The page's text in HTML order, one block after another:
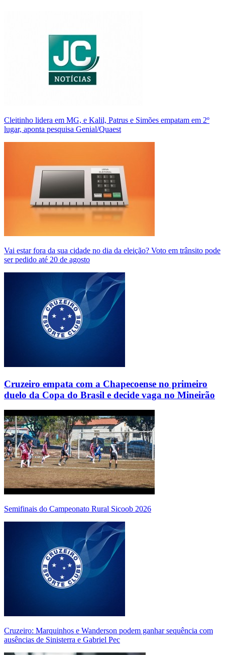
Cleitinho lidera em MG, e Kalil, Patrus e Simões empatam em 2º
lugar, aponta pesquisa Genial/Quaest
Vai estar fora da sua cidade no dia da eleição? Voto em trânsito pode
ser pedido até 20 de agosto
Cruzeiro empata com a Chapecoense no primeiro
duelo da Copa do Brasil e decide vaga no Mineirão
Semifinais do Campeonato Rural Sicoob 2026
Cruzeiro: Marquinhos e Wanderson podem ganhar sequência com
ausências de Sinisterra e Gabriel Pec